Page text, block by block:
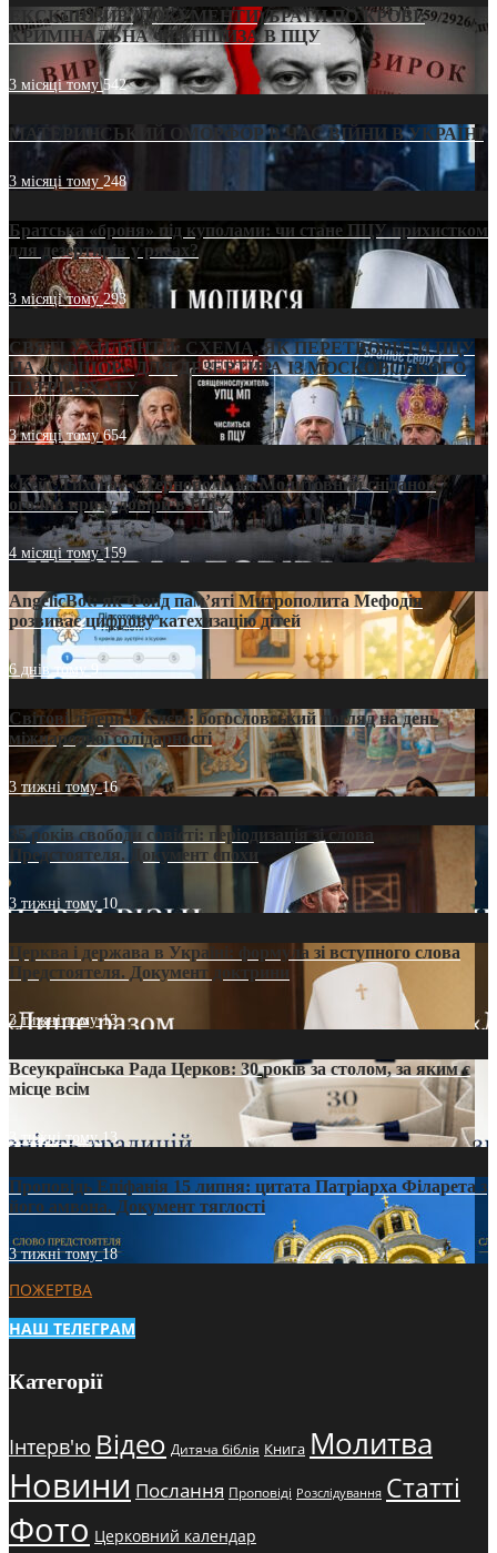
ЕКСКЛЮЗИВ (ДОКУМЕНТИ)/БРАТИ ПО КРОВІ:
КРИМІНАЛЬНА ФРАНШИЗА В ПЦУ
3 місяці тому542
МАТЕРИНСЬКИЙ ОМОРФОР В ЧАС ВІЙНИ В УКРАЇНІ
3 місяці тому248
Братська «броня» під куполами: чи стане ПЦУ прихистком
для дезертирів у рясах?
3 місяці тому293
СВЯТІ УХИЛЯНТИ: СХЕМА, ЯК ПЕРЕТВОРИТИ ПЦУ
НА «ОФШОР» ДЛЯ ДЕЗЕРТИРА ІЗ МОСКОВСЬКОГО
ПАТРІАРХАТУ
3 місяці тому654
«Кейс Тихона» у Тернополі: як Молитовний сніданок
оголив кризу довіри в ПЦУ
4 місяці тому159
AngelicBot: як Фонд пам’яті Митрополита Мефодія
розвиває цифрову катехизацію дітей
6 днів тому9
Світові лідери в Києві: богословський погляд на день
міжнародної солідарності
3 тижні тому16
35 років свободи совісті: періодизація зі слова
Предстоятеля. Документ епохи
3 тижні тому 10
Церква і держава в Україні: формула зі вступного слова
Предстоятеля. Документ доктрини
3 тижні тому13
Всеукраїнська Рада Церков: 30 років за столом, за яким є
місце всім
3 тижні тому13
Проповідь Епіфанія 15 липня: цитата Патріарха Філарета з
його амвона. Документ тяглості
3 тижні тому18
ПОЖЕРТВА
НАШ ТЕЛЕГРАМ
Категорії
Інтерв'ю Відео Дитяча біблія Книга Молитва
Новини Послання Проповіді Розслідування Статті
Фото Церковний календар